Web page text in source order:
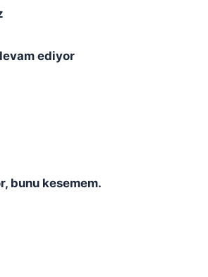
ediyor
bunu kesemem.